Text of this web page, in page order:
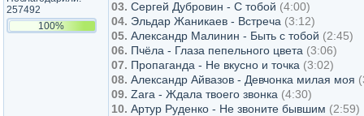
257492
100%
03. Сергей Дубровин - С тобой (4:00)
04. Эльдар Жаникаев - Встреча (3:12)
05. Александр Малинин - Быть с тобой (2:45)
06. Пчёла - Глаза пепельного цвета (3:06)
07. Пропаганда - Не вкусно и точка (3:02)
08. Александр Айвазов - Девчонка милая моя
09. Zara - Ждала твоего звонка (4:30)
10. Артур Руденко - Не звоните бывшим (2:59)